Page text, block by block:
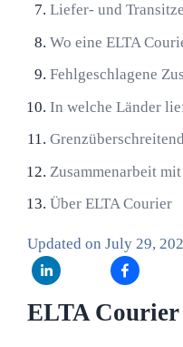
Liefer- und
Wo eine ELTA
Fehlgeschlagene
In welche Länder
Zusammenarbeit
Über ELTA Courier
Updated on July 29,
ELTA Courier